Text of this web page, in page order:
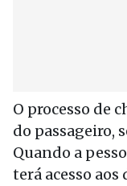
O processo de
do passageiro,
Quando a
terá acesso